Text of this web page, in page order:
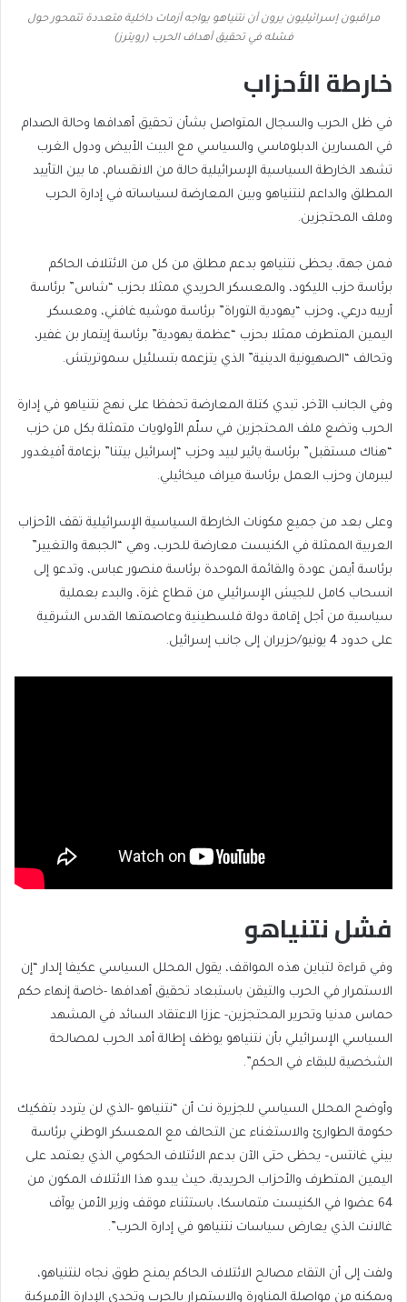
مراقبون إسرائيليون يرون أن نتنياهو يواجه أزمات داخلية متعددة تتمحور حول
فشله في تحقيق أهداف الحرب (رويترز)
خارطة الأحزاب
في ظل الحرب والسجال المتواصل بشأن تحقيق أهدافها وحالة الصدام
في المسارين الدبلوماسي والسياسي مع البيت الأبيض ودول الغرب
تشهد الخارطة السياسية الإسرائيلية حالة من الانقسام، ما بين التأييد
المطلق والداعم لنتنياهو وبين المعارضة لسياساته في إدارة الحرب
وملف المحتجزين.
فمن جهة، يحظى نتنياهو بدعم مطلق من كل من الائتلاف الحاكم
برئاسة حزب الليكود، والمعسكر الحريدي ممثلا بحزب “شاس” برئاسة
أرييه درعي، وحزب “يهودية التوراة” برئاسة موشيه غافني، ومعسكر
اليمين المتطرف ممثلا بحزب “عظمة يهودية” برئاسة إيتمار بن غفير،
وتحالف “الصهيونية الدينية” الذي يتزعمه بتسلئيل سموتريتش.
وفي الجانب الآخر، تبدي كتلة المعارضة تحفظا على نهج نتنياهو في إدارة
الحرب وتضع ملف المحتجزين في سلّم الأولويات متمثلة بكل من حزب
“هناك مستقبل” برئاسة يائير لبيد وحزب “إسرائيل بيتنا” بزعامة أفيغدور
ليبرمان وحزب العمل برئاسة ميراف ميخائيلي.
وعلى بعد من جميع مكونات الخارطة السياسية الإسرائيلية تقف الأحزاب
العربية الممثلة في الكنيست معارضة للحرب، وهي “الجبهة والتغيير”
برئاسة أيمن عودة والقائمة الموحدة برئاسة منصور عباس، وتدعو إلى
انسحاب كامل للجيش الإسرائيلي من قطاع غزة، والبدء بعملية
سياسية من أجل إقامة دولة فلسطينية وعاصمتها القدس الشرقية
على حدود 4 يونيو/حزيران إلى جانب إسرائيل.
فشل نتنياهو
وفي قراءة لتباين هذه المواقف، يقول المحلل السياسي عكيفا إلدار “إن
الاستمرار في الحرب والتيقن باستبعاد تحقيق أهدافها -خاصة إنهاء حكم
حماس مدنيا وتحرير المحتجزين- عززا الاعتقاد السائد في المشهد
السياسي الإسرائيلي بأن نتنياهو يوظف إطالة أمد الحرب لمصالحة
الشخصية للبقاء في الحكم”.
وأوضح المحلل السياسي للجزيرة نت أن “نتنياهو -الذي لن يتردد بتفكيك
حكومة الطوارئ والاستغناء عن التحالف مع المعسكر الوطني برئاسة
بيني غانتس– يحظى حتى الآن بدعم الائتلاف الحكومي الذي يعتمد على
اليمين المتطرف والأحزاب الحريدية، حيث يبدو هذا الائتلاف المكون من
64 عضوا في الكنيست متماسكا، باستثناء موقف وزير الأمن يوآف
غالانت الذي يعارض سياسات نتنياهو في إدارة الحرب”.
ولفت إلى أن التقاء مصالح الائتلاف الحاكم يمنح طوق نجاه لنتنياهو،
ويمكنه من مواصلة المناورة والاستمرار بالحرب وتحدي الإدارة الأميركية